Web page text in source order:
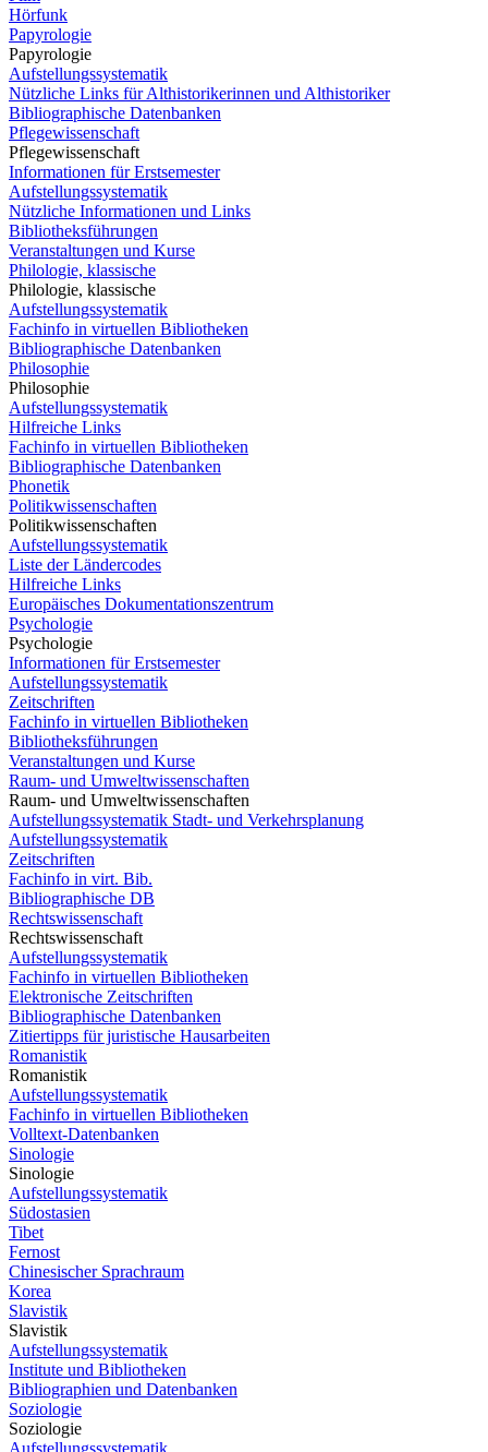
Hörfunk
Papyrologie
Papyrologie
Aufstellungssystematik
Nützliche Links für Althistorikerinnen und Althistoriker
Bibliographische Datenbanken
Pflegewissenschaft
Pflegewissenschaft
Informationen für Erstsemester
Aufstellungssystematik
Nützliche Informationen und Links
Bibliotheksführungen
Veranstaltungen und Kurse
Philologie, klassische
Philologie, klassische
Aufstellungssystematik
Fachinfo in virtuellen Bibliotheken
Bibliographische Datenbanken
Philosophie
Philosophie
Aufstellungssystematik
Hilfreiche Links
Fachinfo in virtuellen Bibliotheken
Bibliographische Datenbanken
Phonetik
Politikwissenschaften
Politikwissenschaften
Aufstellungssystematik
Liste der Ländercodes
Hilfreiche Links
Europäisches Dokumentationszentrum
Psychologie
Psychologie
Informationen für Erstsemester
Aufstellungssystematik
Zeitschriften
Fachinfo in virtuellen Bibliotheken
Bibliotheksführungen
Veranstaltungen und Kurse
Raum- und Umweltwissenschaften
Raum- und Umweltwissenschaften
Aufstellungssystematik Stadt- und Verkehrsplanung
Aufstellungssystematik
Zeitschriften
Fachinfo in virt. Bib.
Bibliographische DB
Rechtswissenschaft
Rechtswissenschaft
Aufstellungssystematik
Fachinfo in virtuellen Bibliotheken
Elektronische Zeitschriften
Bibliographische Datenbanken
Zitiertipps für juristische Hausarbeiten
Romanistik
Romanistik
Aufstellungssystematik
Fachinfo in virtuellen Bibliotheken
Volltext-Datenbanken
Sinologie
Sinologie
Aufstellungssystematik
Südostasien
Tibet
Fernost
Chinesischer Sprachraum
Korea
Slavistik
Slavistik
Aufstellungssystematik
Institute und Bibliotheken
Bibliographien und Datenbanken
Soziologie
Soziologie
Aufstellungssystematik